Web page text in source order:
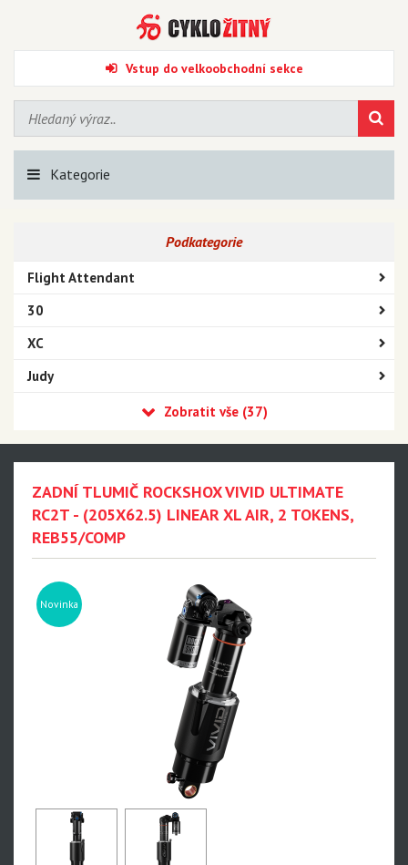
Vstup do velkoobchodní sekce
Kategorie
Podkategorie
Flight Attendant
30
XC
Judy
Reba
35
Revelation
Pike
Paragon
ZADNÍ TLUMIČ ROCKSHOX VIVID ULTIMATE
RC2T - (205X62.5) LINEAR XL AIR, 2 TOKENS,
REB55/COMP
Novinka